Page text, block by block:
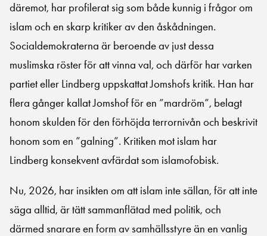
däremot, har profilerat sig som både kunnig i frågor om
islam och en skarp kritiker av den åskådningen.
Socialdemokraterna är beroende av just dessa
muslimska röster för att vinna val, och därför har varken
partiet eller Lindberg uppskattat Jomshofs kritik. Han har
flera gånger kallat Jomshof för en ”mardröm”, belagt
honom skulden för den förhöjda terrornivån och beskrivit
honom som en ”galning”. Kritiken mot islam har
Lindberg konsekvent avfärdat som islamofobisk.
Nu, 2026, har insikten om att islam inte sällan, för att inte
säga alltid, är tätt sammanflätad med politik, och
därmed snarare en form av samhällsstyre än en vanlig